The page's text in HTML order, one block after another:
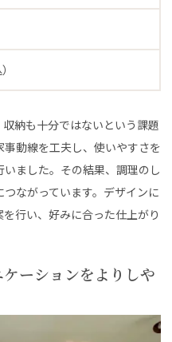
納も十分ではないという課題
動線を工夫し、使いやすさを
ました。その結果、調理のし
ながっています。デザインに
行い、好みに合った仕上がり
ーションをよりしや